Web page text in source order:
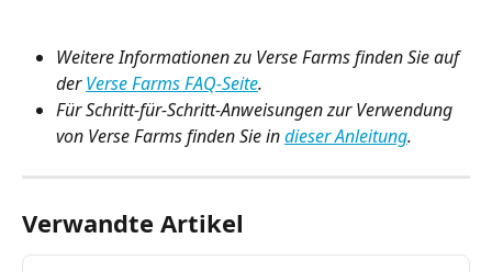
Weitere Informationen zu Verse Farms finden Sie auf
der Verse Farms FAQ-Seite.
Für Schritt-für-Schritt-Anweisungen zur Verwendung
von Verse Farms finden Sie in dieser Anleitung.
Verwandte Artikel